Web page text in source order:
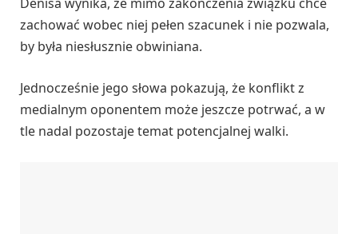
Denisa wynika, że mimo zakończenia związku chce
zachować wobec niej pełen szacunek i nie pozwala,
by była niesłusznie obwiniana.
Jednocześnie jego słowa pokazują, że konflikt z
medialnym oponentem może jeszcze potrwać, a w
tle nadal pozostaje temat potencjalnej walki.